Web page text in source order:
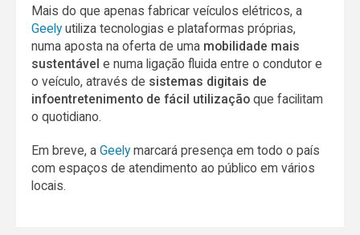
Mais do que apenas fabricar veículos elétricos, a
Geely utiliza tecnologias e plataformas próprias,
numa aposta na oferta de uma mobilidade mais
sustentável e numa ligação fluida entre o condutor e
o veículo, através de sistemas digitais de
infoentretenimento de fácil utilização que facilitam
o quotidiano.
Em breve, aGeely marcará presença em todo o país
com espaços de atendimento ao público em vários
locais.